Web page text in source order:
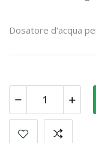
Dosatore d'acqua